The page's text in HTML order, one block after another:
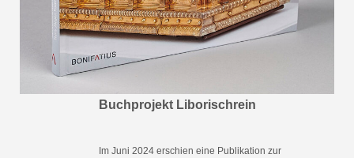
Buchprojekt Liborischrein
Im Juni 2024 erschien eine Publikation zur